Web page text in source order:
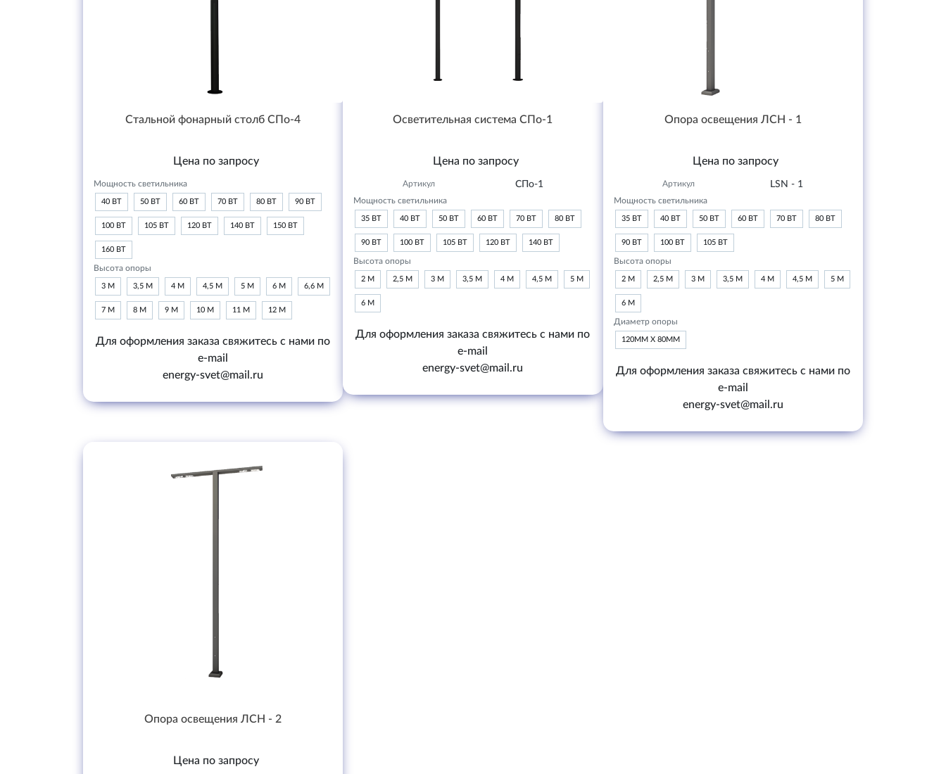
Стальной фонарный столб СПо-4
Цена по запросу
Мощность светильника
40 ВТ 50 ВТ 60 ВТ 70 ВТ 80 ВТ 90 ВТ
100 ВТ 105 ВТ 120 ВТ 140 ВТ 150 ВТ
160 ВТ
Высота опоры
3 М 3,5 М 4 М 4,5 М 5 М 6 М 6,6 М
7 М 8 М 9 М 10 М 11 М 12 М
Для оформления заказа свяжитесь с нами по
e-mail
energy-svet@mail.ru
Осветительная система СПо-1
Цена по запросу
Артикул СПо-1
Мощность светильника
35 ВТ 40 ВТ 50 ВТ 60 ВТ 70 ВТ 80 ВТ
90 ВТ 100 ВТ 105 ВТ 120 ВТ 140 ВТ
Высота опоры
2 М 2,5 М 3 М 3,5 М 4 М 4,5 М 5 М
6 М
Для оформления заказа свяжитесь с нами по
e-mail
energy-svet@mail.ru
Опора освещения ЛСН - 1
Цена по запросу
Артикул LSN - 1
Мощность светильника
35 ВТ 40 ВТ 50 ВТ 60 ВТ 70 ВТ 80 ВТ
90 ВТ 100 ВТ 105 ВТ
Высота опоры
2 М 2,5 М 3 М 3,5 М 4 М 4,5 М 5 М
6 М
Диаметр опоры
120ММ Х 80ММ
Для оформления заказа свяжитесь с нами по
e-mail
energy-svet@mail.ru
Опора освещения ЛСН - 2
Цена по запросу